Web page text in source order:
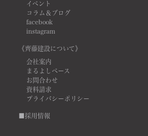
イベント
コラム＆ブログ
facebook
instagram
《齊藤建設について》
会社案内
まるよしベース
お問合わせ
資料請求
プライバシーポリシー
■採用情報